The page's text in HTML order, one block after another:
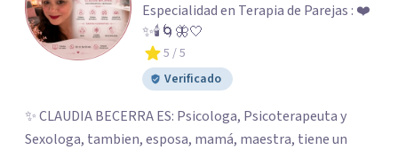
Especialidad en Terapia de Parejas : ❤️
✨🕯️🌀🦋🤍
5 / 5
Verificado
✨ CLAUDIA BECERRA ES: Psicologa, Psicoterapeuta y
Sexologa, tambien, esposa, mamá, maestra, tiene un